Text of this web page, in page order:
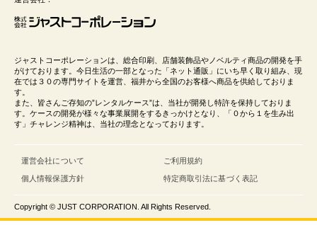
ジャストコーポレーションは、総合印刷、店舗装飾品やノベルティ商品の開発を手
がけております。今日生活の一部となった「ネット通販」にいち早く取り組み、現
在では３０の専門サイトを運営、福井から全国のお客様へ商品を供給しておりま
す。
また、皆さんご存知の”レンタルケース”は、当社が開発し特許を保持しておりま
す。ケースの開発が様々な事業展開をするきっかけとなり、「０から１を生み出
す」チャレンジ精神は、当社の理念となっております。
運営会社について
個人情報保護方針
ご利用規約
特定商取引法に基づく表記
Copyright © JUST CORPORATION. All Rights Reserved.